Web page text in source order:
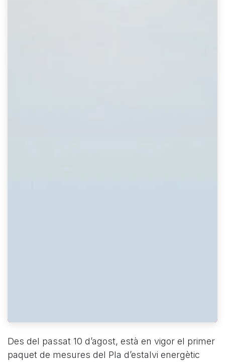
Des del passat 10 d’agost, està en vigor el primer
paquet de mesures del Pla d’estalvi energètic